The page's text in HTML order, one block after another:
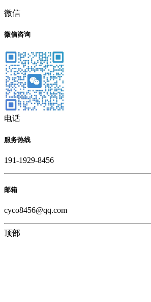
微信
微信咨询
电话
服务热线
191-1929-8456
邮箱
cyco8456@qq.com
顶部